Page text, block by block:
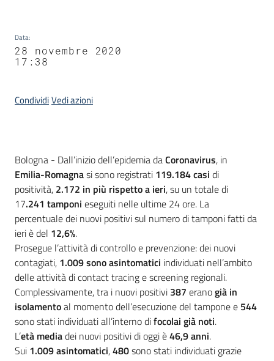
Data:
28 novembre 2020
17:38
CondividiVedi azioni
Contenuto
Bologna - Dall’inizio dell’epidemia daCoronavirus, in
Emilia-Romagnasi sono registrati 119.184casi di
positività, 2.172 in più rispetto a ieri, su un totale di
17.241 tamponi eseguiti nelle ultime 24 ore. La
percentuale dei nuovi positivi sul numero di tamponi fatti da
ieri è del 12,6%.
Prosegue l’attività di controllo e prevenzione: dei nuovi
contagiati, 1.009sono asintomatici individuati nell’ambito
delle attività di contact tracing e screening regionali.
Complessivamente, tra i nuovi positivi 387 eranogià in
isolamentoal momento dell’esecuzione del tampone e 544
sono stati individuati all’interno difocolai già noti.
L’età mediadei nuovi positivi di oggi è46,9anni.
Sui 1.009 asintomatici,480sono stati individuati grazie